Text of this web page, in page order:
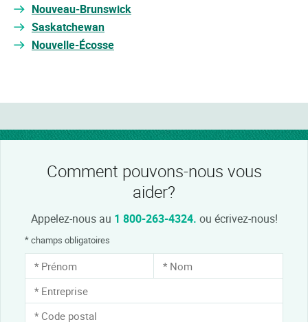
Nouveau-Brunswick
Saskatchewan
Nouvelle-Écosse
Comment pouvons-nous vous
aider?
Appelez-nous au 1 800-263-4324. ou écrivez-nous!
* champs obligatoires